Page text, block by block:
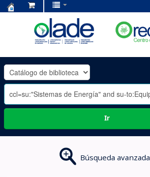
OLADE
-
Ir
Búsqueda avanzada